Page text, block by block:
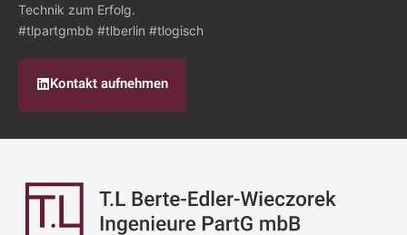
Technik zum Erfolg.
#tlpartgmbb #tlberlin #tlogisch
Kontakt aufnehmen